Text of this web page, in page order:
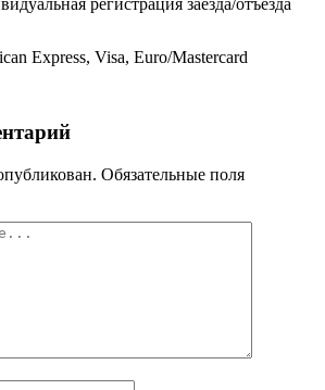
регистрация заезда/отъезда
Express, Visa, Euro/Mastercard
Обязательные поля